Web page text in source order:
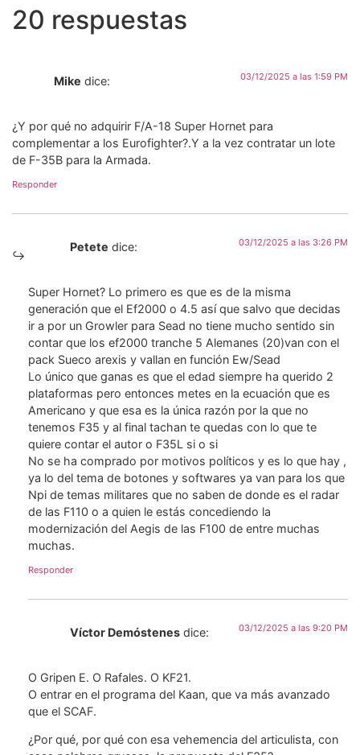
20 respuestas
Mike dice: 03/12/2025 a las 1:59 PM
¿Y por qué no adquirir F/A-18 Super Hornet para
complementar a los Eurofighter?.Y a la vez contratar un lote
de F-35B para la Armada.
Responder
Petete dice: 03/12/2025 a las 3:26 PM
Super Hornet? Lo primero es que es de la misma
generación que el Ef2000 o 4.5 así que salvo que decidas
ir a por un Growler para Sead no tiene mucho sentido sin
contar que los ef2000 tranche 5 Alemanes (20)van con el
pack Sueco arexis y vallan en función Ew/Sead
Lo único que ganas es que el edad siempre ha querido 2
plataformas pero entonces metes en la ecuación que es
Americano y que esa es la única razón por la que no
tenemos F35 y al final tachan te quedas con lo que te
quiere contar el autor o F35L si o si
No se ha comprado por motivos políticos y es lo que hay ,
ya lo del tema de botones y softwares ya van para los que
Npi de temas militares que no saben de donde es el radar
de las F110 o a quien le estás concediendo la
modernización del Aegis de las F100 de entre muchas
muchas.
Responder
Víctor Demóstenes dice: 03/12/2025 a las 9:20 PM
O Gripen E. O Rafales. O KF21.
O entrar en el programa del Kaan, que va más avanzado
que el SCAF.
¿Por qué, por qué con esa vehemencia del articulista, con